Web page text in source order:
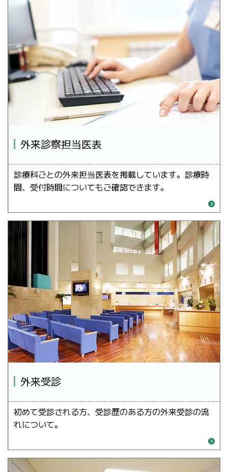
外来診察担当医表
診療科ごとの外来担当医表を掲載しています。診療時
間、受付時間についてもご確認できます。
外来受診
初めて受診される方、受診歴のある方の外来受診の流
れについて。